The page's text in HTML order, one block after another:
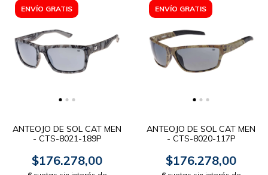
ENVÍO GRATIS
ANTEOJO DE SOL CAT MEN
- CTS-8021-189P
$176.278,00
ENVÍO GRATIS
ANTEOJO DE SOL CAT MEN
- CTS-8020-117P
$176.278,00